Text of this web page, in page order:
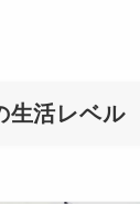
生活レベル